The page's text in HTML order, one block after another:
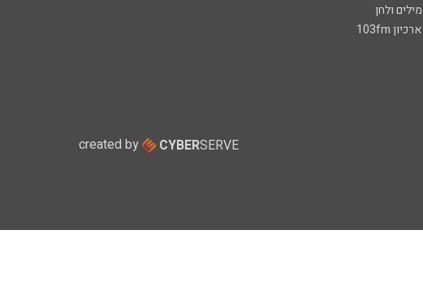
מילים ולחן
ארכיון 103fm
created by CYBERSERVE